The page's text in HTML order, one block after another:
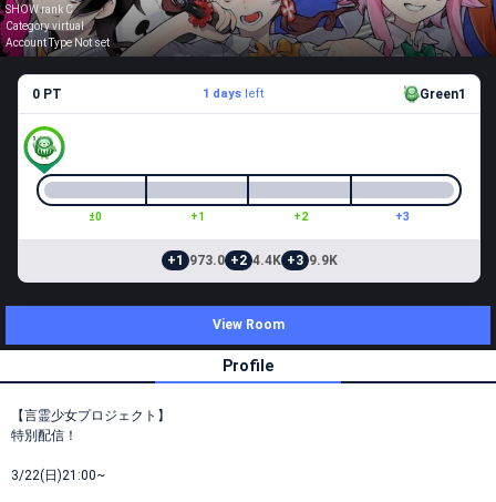
SHOW rank C
Category virtual
Account Type Not set
0 PT 1 daysleft Green1
±0 +1 +2 +3
+1 973.0 +2 4.4K +3 9.9K
View Room
Profile
【言霊少女プロジェクト】
特別配信！
3/22(日)21:00~